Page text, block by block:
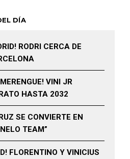
DÍA
RODRI CERCA DE
VINI JR
HASTA 2032
SE CONVIERTE EN
TEAM”
FLORENTINO Y VINICIUS